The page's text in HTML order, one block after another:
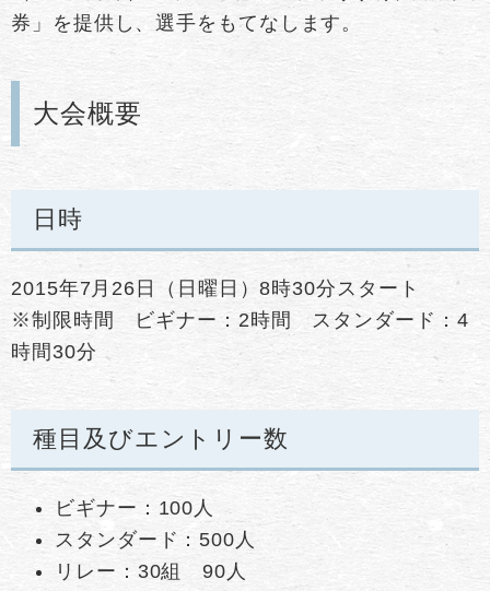
券」を提供し、選手をもてなします。
大会概要
日時
2015年7月26日（日曜日）8時30分スタート
※制限時間 ビギナー：2時間 スタンダード：4
時間30分
種目及びエントリー数
ビギナー：100人
スタンダード：500人
リレー：30組 90人